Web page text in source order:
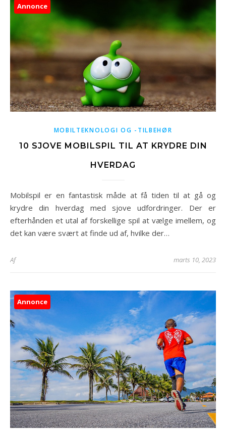
Annonce
MOBILTEKNOLOGI OG -TILBEHØR
10 SJOVE MOBILSPIL TIL AT KRYDRE DIN
HVERDAG
Mobilspil er en fantastisk måde at få tiden til at gå og
krydre din hverdag med sjove udfordringer. Der er
efterhånden et utal af forskellige spil at vælge imellem, og
det kan være svært at finde ud af, hvilke der…
Af marts 10, 2023
Annonce